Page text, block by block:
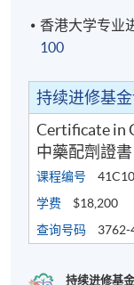
香港大学专业
100
持续进修基
Certificate in
中藥配劑證書
课程编号
学费
$18,200
查询号码
3762-
持续进修基金